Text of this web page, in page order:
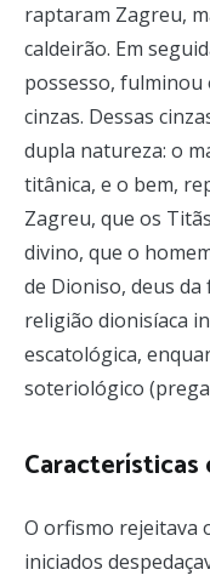
raptaram Zagreu,
caldeirão. Em
possesso,
cinzas. Dessas
dupla natureza: o
titânica, e o bem,
Zagreu, que os
divino, que o
de Dioniso, deus
religião dionisíaca
escatológica,
soteriológico
O orfismo rejeitava
iniciados